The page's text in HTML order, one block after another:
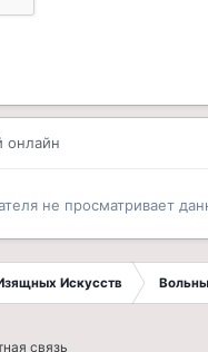
онлайн
не просматривает
Искусств
связь